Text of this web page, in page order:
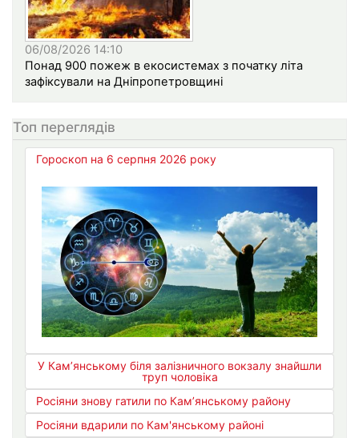
06/08/2026 14:10
Понад 900 пожеж в екосистемах з початку літа
зафіксували на Дніпропетровщині
Топ переглядів
Гороскоп на 6 серпня 2026 року
У Кам’янському біля залізничного вокзалу знайшли
труп чоловіка
Росіяни знову гатили по Кам’янському району
Росіяни вдарили по Кам'янському районі